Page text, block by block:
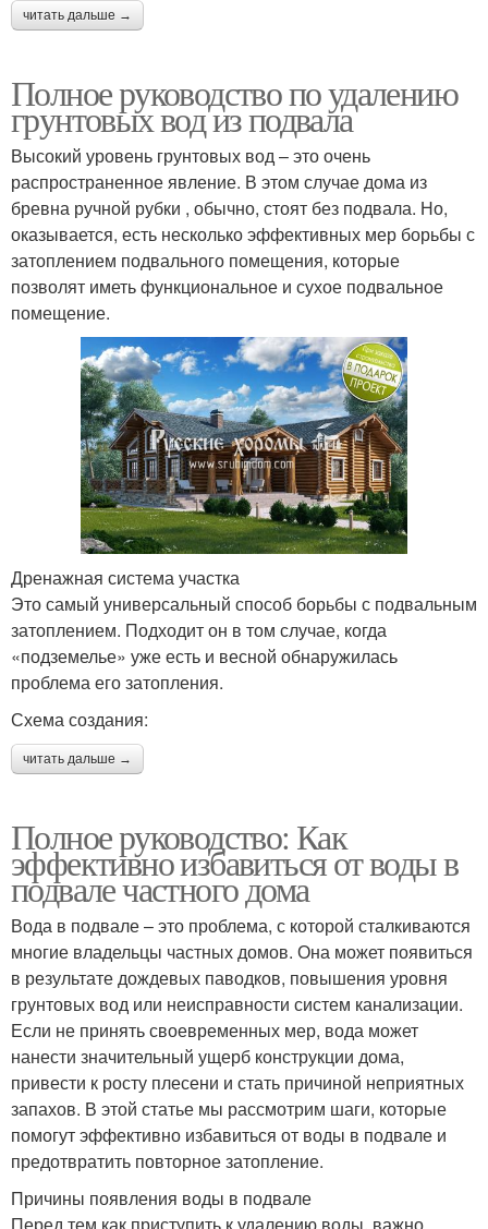
читать дальше →
Полное руководство по удалению
грунтовых вод из подвала
Высокий уровень грунтовых вод – это очень
распространенное явление. В этом случае дома из
бревна ручной рубки , обычно, стоят без подвала. Но,
оказывается, есть несколько эффективных мер борьбы с
затоплением подвального помещения, которые
позволят иметь функциональное и сухое подвальное
помещение.
Дренажная система участка
Это самый универсальный способ борьбы с подвальным
затоплением. Подходит он в том случае, когда
«подземелье» уже есть и весной обнаружилась
проблема его затопления.
Схема создания:
читать дальше →
Полное руководство: Как
эффективно избавиться от воды в
подвале частного дома
Вода в подвале – это проблема, с которой сталкиваются
многие владельцы частных домов. Она может появиться
в результате дождевых паводков, повышения уровня
грунтовых вод или неисправности систем канализации.
Если не принять своевременных мер, вода может
нанести значительный ущерб конструкции дома,
привести к росту плесени и стать причиной неприятных
запахов. В этой статье мы рассмотрим шаги, которые
помогут эффективно избавиться от воды в подвале и
предотвратить повторное затопление.
Причины появления воды в подвале